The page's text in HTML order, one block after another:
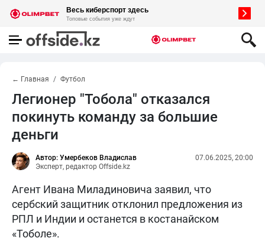
← Главная Футбол
Легионер "Тобола" отказался
покинуть команду за большие
деньги
Автор: Умербеков Владислав
Эксперт, редактор Offside.kz
07.06.2025, 20:00
Агент Ивана Миладиновича заявил, что
сербский защитник отклонил предложения из
РПЛ и Индии и останется в костанайском
«Тоболе».